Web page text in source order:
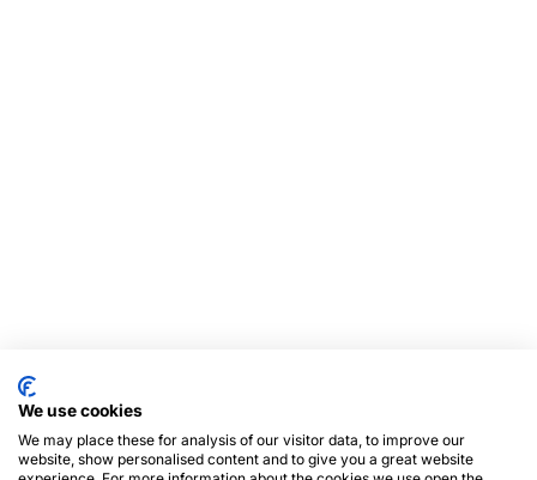
We use cookies
We may place these for analysis of our visitor data, to improve our
website, show personalised content and to give you a great website